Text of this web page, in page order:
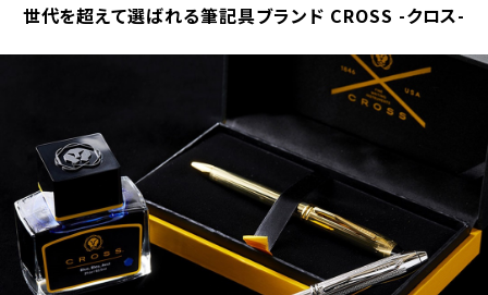
世代を超えて選ばれる筆記具ブランド CROSS -クロス-